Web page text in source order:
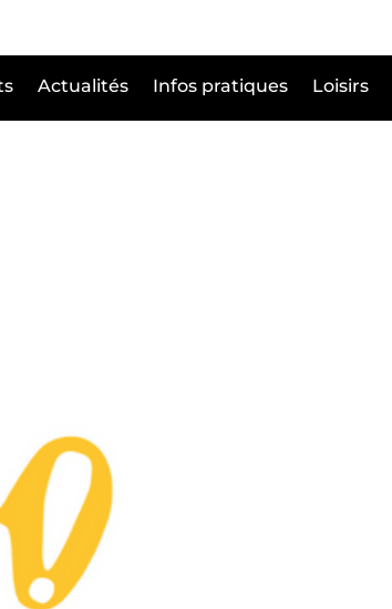
Actualités Infos pratiques Loisirs